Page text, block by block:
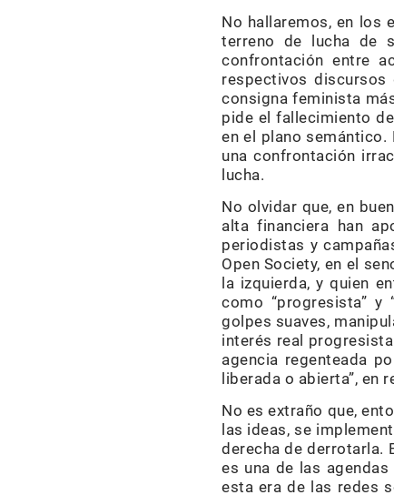
No hallaremos, en los
terreno de lucha de
confrontación entre
respectivos discursos
consigna feminista
pide el fallecimiento
en el plano
una confrontación
lucha.
No olvidar que, en
alta financiera han
periodistas y
Open Society, en el
la izquierda, y quien
como “progresista” y
golpes suaves,
interés real
agencia regenteada
liberada o abierta”, en
No es extraño que,
las ideas, se
derecha de derrotarla.
es una de las
esta era de las redes